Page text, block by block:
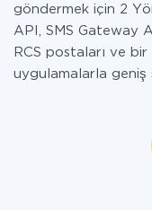
göndermek için 2
API, SMS Gateway
RCS postaları ve
uygulamalarla geniş